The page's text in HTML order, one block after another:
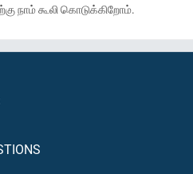
நாம் கூலி கொடுக்கிறோம்.